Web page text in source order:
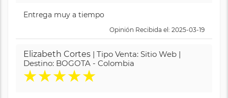
Entrega muy a tiempo
Opinión Recibida el: 2025-03-19
Elizabeth Cortes | Tipo Venta: Sitio Web |
Destino: BOGOTA - Colombia
★★★★★